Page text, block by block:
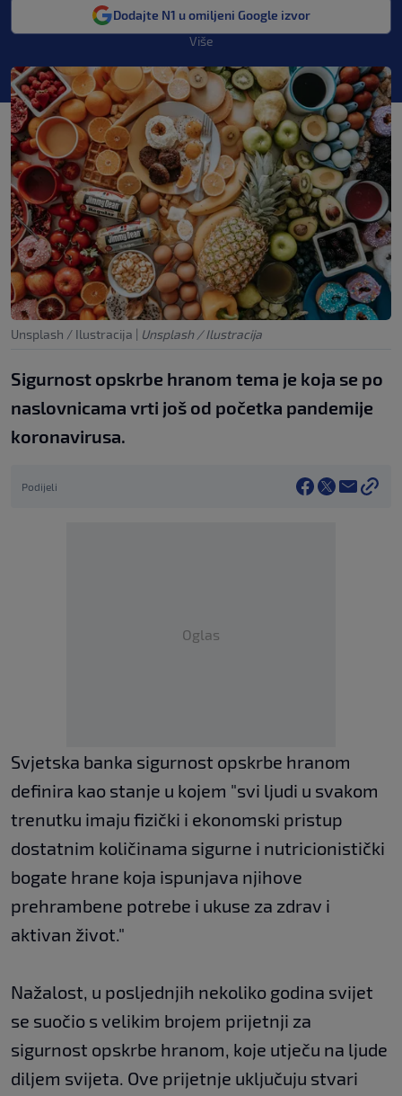
Dodajte N1 u omiljeni Google izvor
Više
Unsplash / Ilustracija | Unsplash / Ilustracija
Sigurnost opskrbe hranom tema je koja se po
naslovnicama vrti još od početka pandemije
koronavirusa.
Podijeli
Oglas
Svjetska banka sigurnost opskrbe hranom
definira kao stanje u kojem "svi ljudi u svakom
trenutku imaju fizički i ekonomski pristup
dostatnim količinama sigurne i nutricionistički
bogate hrane koja ispunjava njihove
prehrambene potrebe i ukuse za zdrav i
aktivan život."
Nažalost, u posljednjih nekoliko godina svijet
se suočio s velikim brojem prijetnji za
sigurnost opskrbe hranom, koje utječu na ljude
diljem svijeta. Ove prijetnje uključuju stvari